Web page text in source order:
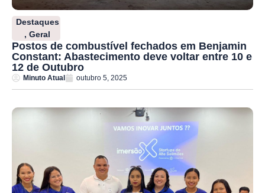
Destaques
,Geral
Postos de combustível fechados em Benjamin
Constant: Abastecimento deve voltar entre 10 e
12 de Outubro
Minuto Atual outubro 5, 2025